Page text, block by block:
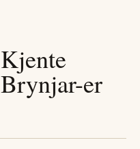
Kjente
Brynjar-er